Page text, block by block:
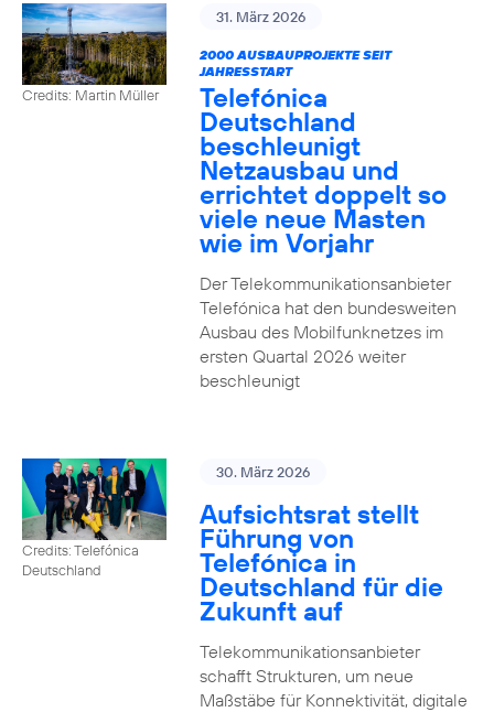
Credits: Martin Müller
31. März 2026
2000 AUSBAUPROJEKTE SEIT
JAHRESSTART
Telefónica
Deutschland
beschleunigt
Netzausbau und
errichtet doppelt so
viele neue Masten
wie im Vorjahr
Der Telekommunikationsanbieter
Telefónica hat den bundesweiten
Ausbau des Mobilfunknetzes im
ersten Quartal 2026 weiter
beschleunigt
Credits: Telefónica
Deutschland
30. März 2026
Aufsichtsrat stellt
Führung von
Telefónica in
Deutschland für die
Zukunft auf
Telekommunikationsanbieter
schafft Strukturen, um neue
Maßstäbe für Konnektivität, digitale